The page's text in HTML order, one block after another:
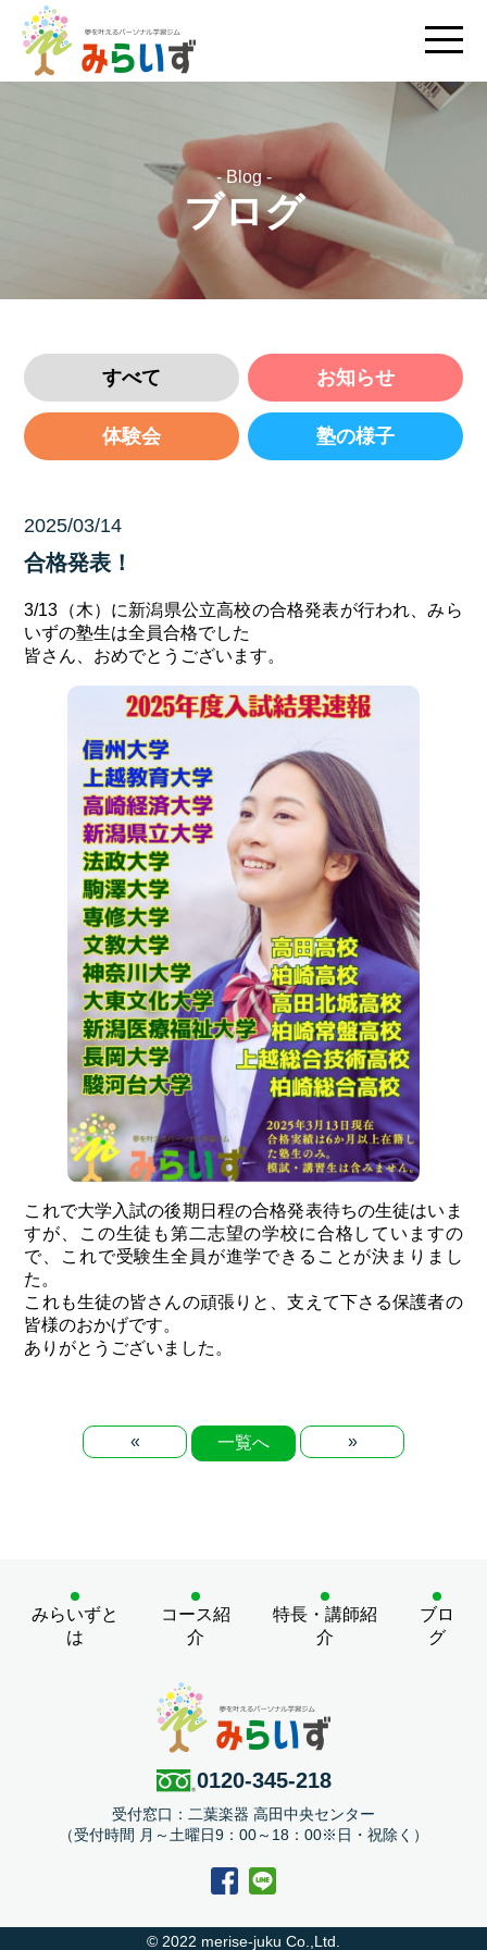
- Blog -
ブログ
すべて お知らせ
体験会 塾の様子
2025/03/14
合格発表！
3/13（木）に新潟県公立高校の合格発表が行われ、みら
いずの塾生は全員合格でした
皆さん、おめでとうございます。
これで大学入試の後期日程の合格発表待ちの生徒はいま
すが、この生徒も第二志望の学校に合格していますの
で、これで受験生全員が進学できることが決まりまし
た。
これも生徒の皆さんの頑張りと、支えて下さる保護者の
皆様のおかげです。
ありがとうございました。
« 一覧へ »
みらいずと
は
コース紹
介
特長・講師紹
介
ブロ
グ
0120-345-218
受付窓口：二葉楽器 高田中央センター
（受付時間 月～土曜日9：00～18：00※日・祝除く）
© 2022 merise-juku Co.,Ltd.